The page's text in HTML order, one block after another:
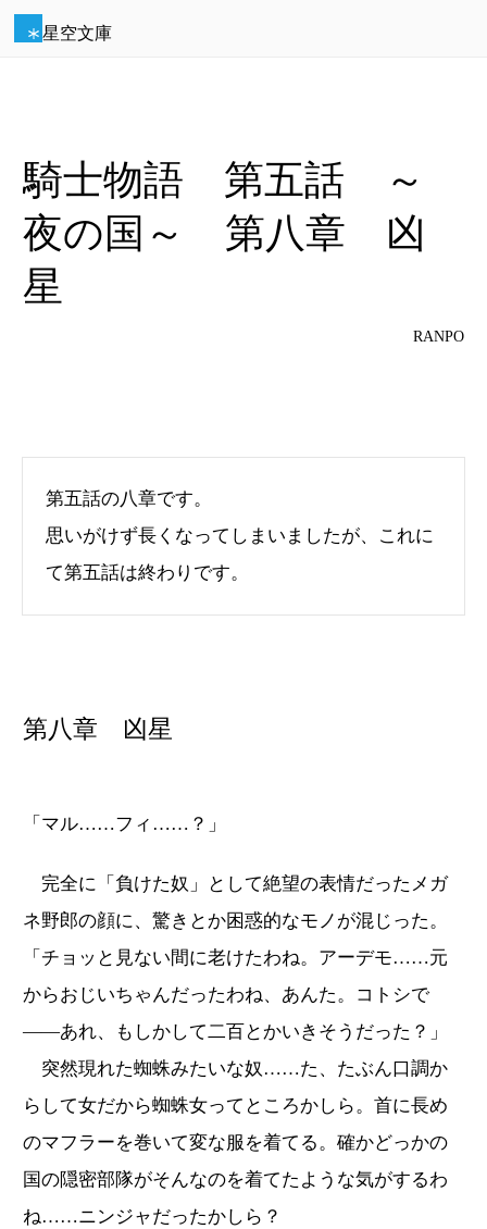
星空文庫
騎士物語 第五話 ～
夜の国～ 第八章 凶
星
RANPO
第五話の八章です。
思いがけず長くなってしまいましたが、これに
て第五話は終わりです。
第八章 凶星
「マル……フィ……？」
完全に「負けた奴」として絶望の表情だったメガ
ネ野郎の顔に、驚きとか困惑的なモノが混じった。
「チョッと見ない間に老けたわね。アーデモ……元
からおじいちゃんだったわね、あんた。コトシで
――あれ、もしかして二百とかいきそうだった？」
突然現れた蜘蛛みたいな奴……た、たぶん口調か
らして女だから蜘蛛女ってところかしら。首に長め
のマフラーを巻いて変な服を着てる。確かどっかの
国の隠密部隊がそんなのを着てたような気がするわ
ね……ニンジャだったかしら？